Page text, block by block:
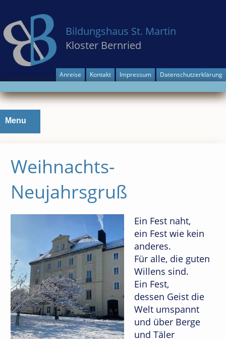
Bildungshaus St. Martin
Kloster Bernried
Anreise Kontakt Impressum Datenschutzerklärung
Menu
Weihnachts-
Neujahrsgruß
Ein Fest naht,
ein Fest wie kein
anderes.
Für alle, die guten
Willens sind.
Ein Fest,
dessen Geist die
Welt umspannt
und über Berge
und Täler